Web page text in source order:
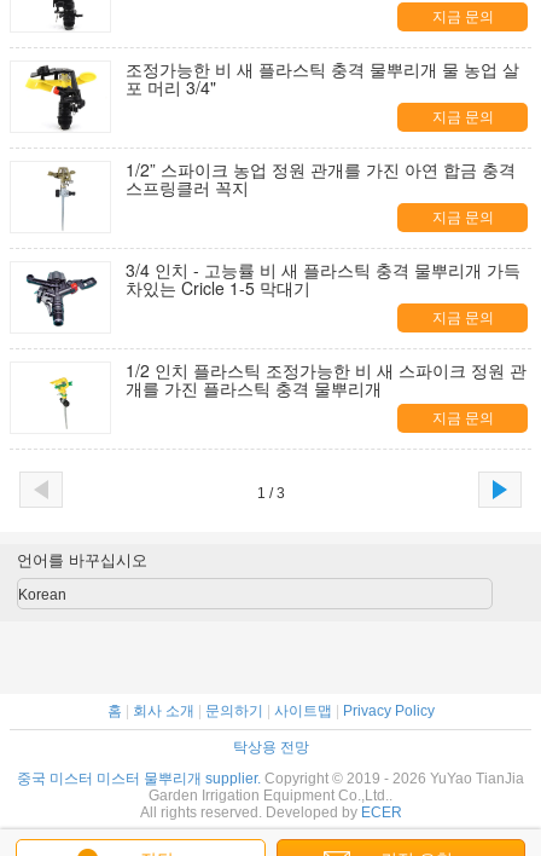
지금 문의
조정가능한 비 새 플라스틱 충격 물뿌리개 물 농업 살
포 머리 3/4"
지금 문의
1/2” 스파이크 농업 정원 관개를 가진 아연 합금 충격
스프링클러 꼭지
지금 문의
3/4 인치 - 고능률 비 새 플라스틱 충격 물뿌리개 가득
차있는 Cricle 1-5 막대기
지금 문의
1/2 인치 플라스틱 조정가능한 비 새 스파이크 정원 관
개를 가진 플라스틱 충격 물뿌리개
지금 문의
1 / 3
언어를 바꾸십시오
Korean
홈 회사 소개 문의하기 사이트맵 Privacy Policy
탁상용 전망
중국 미스터 미스터 물뿌리개 supplier. Copyright © 2019 - 2026 YuYao TianJia
Garden Irrigation Equipment Co.,Ltd..
All rights reserved. Developed by ECER